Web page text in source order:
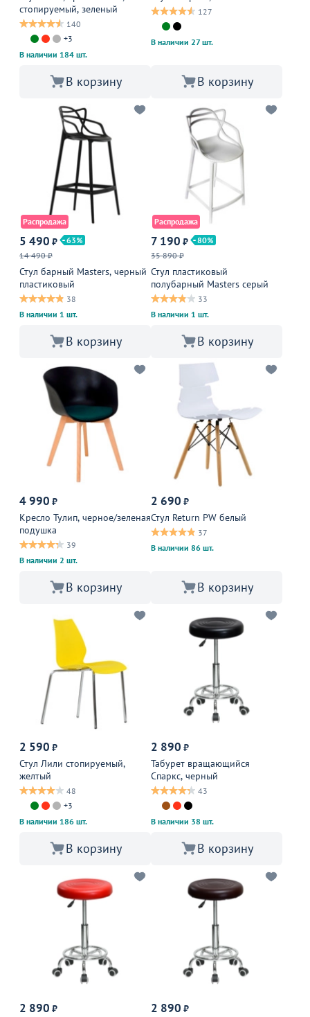
стопируемый, зеленый
140
+3
В наличии 184 шт.
В корзину
127
В наличии 27 шт.
В корзину
Распродажа
5 490 ₽
63
14 490 ₽
Стул барный Masters, черный
пластиковый
38
В наличии 1 шт.
В корзину
Распродажа
7 190 ₽
80
35 890 ₽
Стул пластиковый
полубарный Masters серый
33
В наличии 1 шт.
В корзину
4 990 ₽
Кресло Тулип, черное/зеленая
подушка
39
В наличии 2 шт.
В корзину
2 690 ₽
Стул Return PW белый
37
В наличии 86 шт.
В корзину
2 590 ₽
Стул Лили стопируемый,
желтый
48
+3
В наличии 186 шт.
В корзину
2 890 ₽
Табурет вращающийся
Спаркс, черный
43
В наличии 38 шт.
В корзину
2 890 ₽
2 890 ₽